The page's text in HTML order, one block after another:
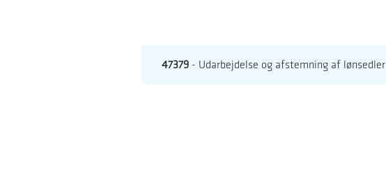
47379 - Udarbejdelse og afstemning af lønsedler